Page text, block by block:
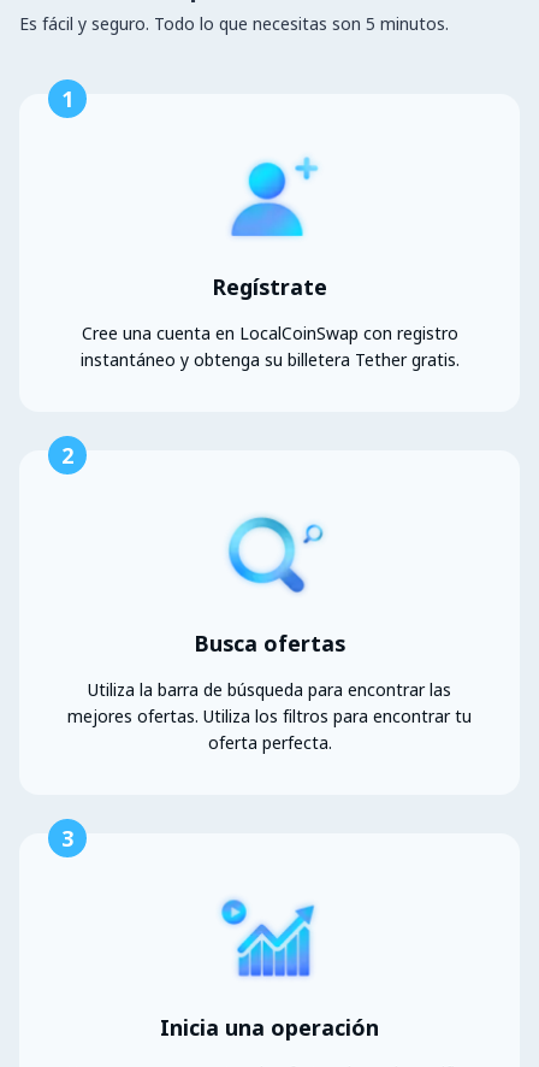
Es fácil y seguro. Todo lo que necesitas son 5 minutos.
1
Regístrate
Cree una cuenta en LocalCoinSwap con registro
instantáneo y obtenga su billetera Tether gratis.
2
Busca ofertas
Utiliza la barra de búsqueda para encontrar las
mejores ofertas. Utiliza los filtros para encontrar tu
oferta perfecta.
3
Inicia una operación